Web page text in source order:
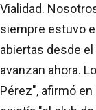
Vialidad.
siempre estuvo
abiertas desde
avanzan ahora.
Pérez", afirmó